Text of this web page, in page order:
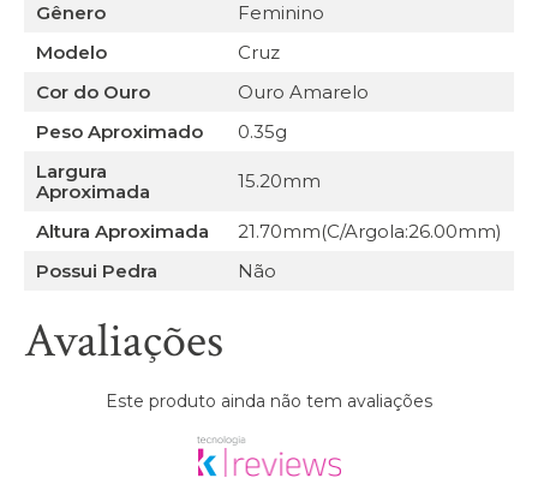
Gênero
Feminino
Modelo
Cruz
Cor do Ouro
Ouro Amarelo
Peso Aproximado
0.35g
Largura
Aproximada
15.20mm
Altura Aproximada
21.70mm(C/Argola:26.00mm)
Possui Pedra
Não
Avaliações
Este produto ainda não tem avaliações